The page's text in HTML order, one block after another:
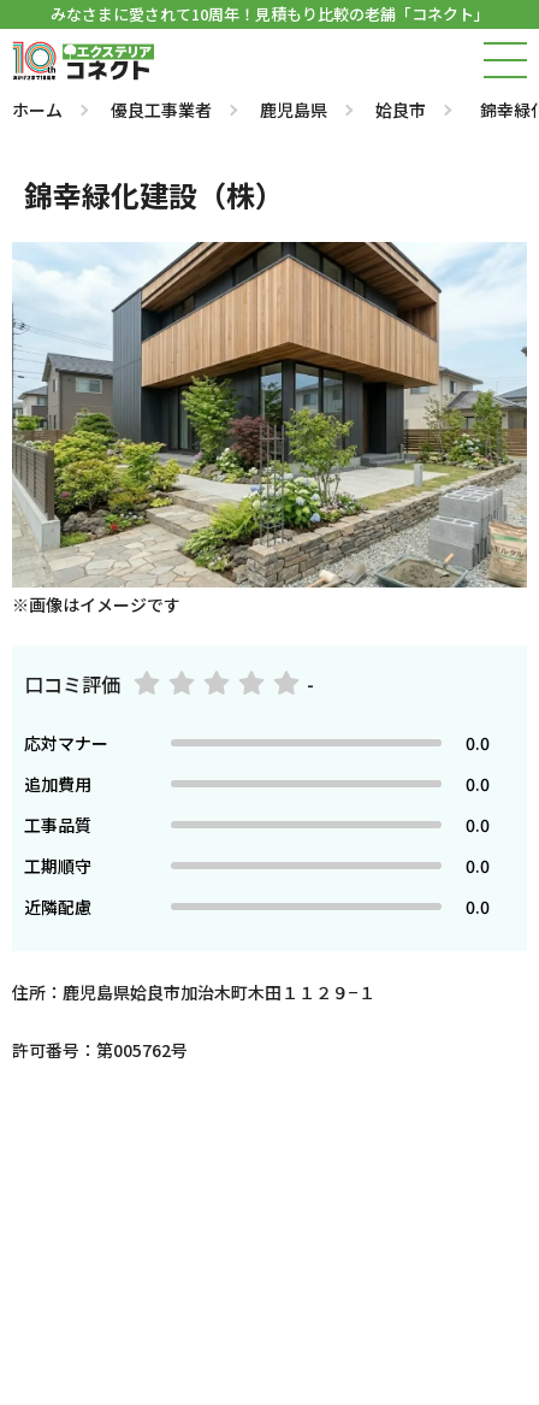
みなさまに愛されて10周年！見積もり比較の老舗「コネクト」
ホーム 優良工事業者 鹿児島県 姶良市 錦幸緑
錦幸緑化建設（株）
※画像はイメージです
口コミ評価 -
応対マナー
0.0
追加費用
0.0
工事品質
0.0
工期順守
0.0
近隣配慮
0.0
住所：鹿児島県姶良市加治木町木田１１２９−１
許可番号：第005762号